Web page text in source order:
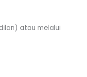
atau melalui